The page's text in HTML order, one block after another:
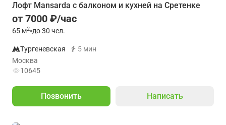
Лофт Mansarda с балконом и кухней на Сретенке
от 7000 ₽/час
65 м2•до 30 чел.
Тургеневская
5 мин
Москва
10645
Позвонить Написать